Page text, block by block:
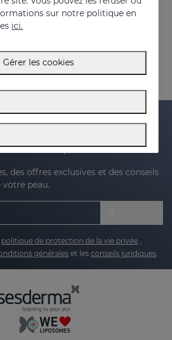
26.95 €
newsletter et recevez
sur votre prochain achat
des offres exclusives et des conseils
peau.
politique de protection de la vie privée ,
générales et les conseils juridiques
sur notre politique en
ici.
Gérer les cookies